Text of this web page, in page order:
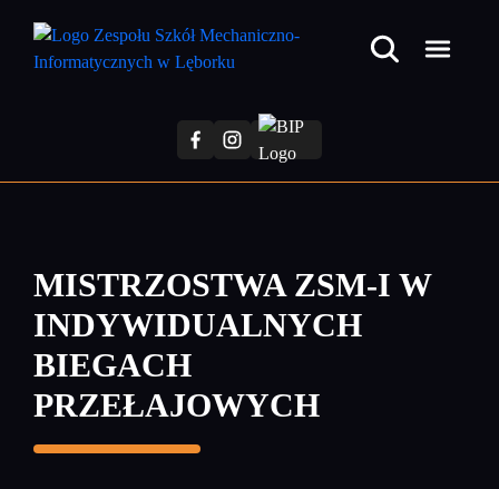
treści
MISTRZOSTWA ZSM-I W
INDYWIDUALNYCH
BIEGACH
PRZEŁAJOWYCH